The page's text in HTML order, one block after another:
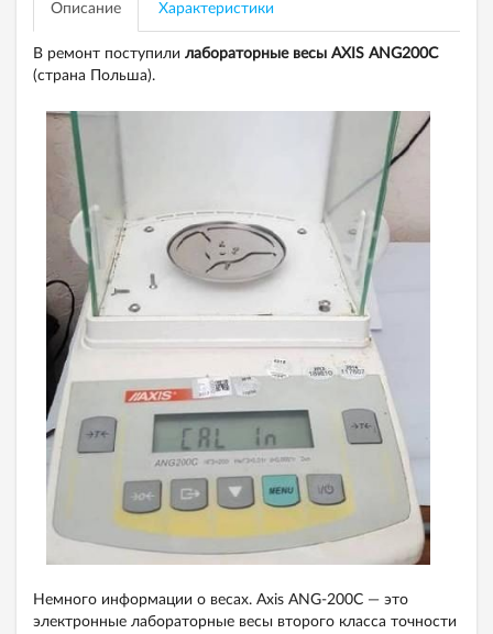
Описание Характеристики
В ремонт поступили лабораторные весы AXIS ANG200C
(страна Польша).
Немного информации о весах. Axis ANG-200C — это
электронные лабораторные весы второго класса точности